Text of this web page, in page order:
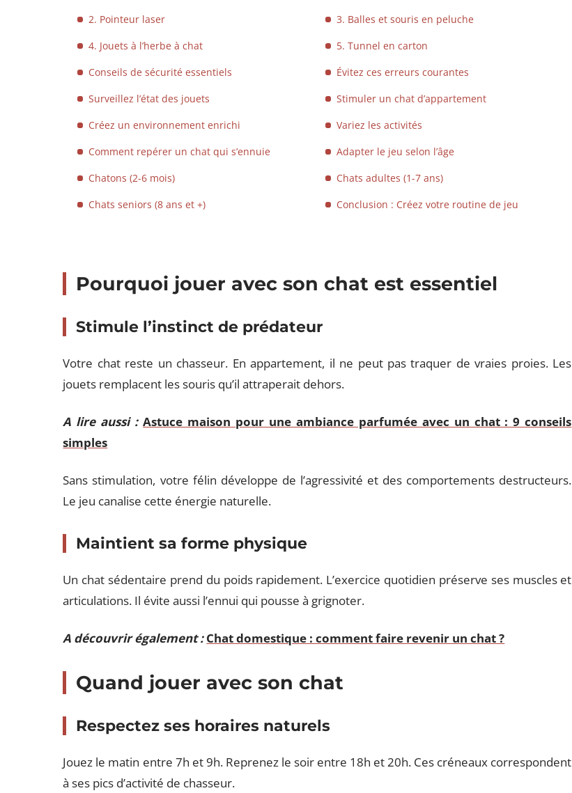
2. Pointeur laser
3. Balles et souris en peluche
4. Jouets à l’herbe à chat
5. Tunnel en carton
Conseils de sécurité essentiels
Évitez ces erreurs courantes
Surveillez l’état des jouets
Stimuler un chat d’appartement
Créez un environnement enrichi
Variez les activités
Comment repérer un chat qui s’ennuie
Adapter le jeu selon l’âge
Chatons (2-6 mois)
Chats adultes (1-7 ans)
Chats seniors (8 ans et +)
Conclusion : Créez votre routine de jeu
Pourquoi jouer avec son chat est essentiel
Stimule l’instinct de prédateur
Votre chat reste un chasseur. En appartement, il ne peut pas traquer de vraies proies. Les
jouets remplacent les souris qu’il attraperait dehors.
A lire aussi : Astuce maison pour une ambiance parfumée avec un chat : 9 conseils
simples
Sans stimulation, votre félin développe de l’agressivité et des comportements destructeurs.
Le jeu canalise cette énergie naturelle.
Maintient sa forme physique
Un chat sédentaire prend du poids rapidement. L’exercice quotidien préserve ses muscles et
articulations. Il évite aussi l’ennui qui pousse à grignoter.
A découvrir également : Chat domestique : comment faire revenir un chat ?
Quand jouer avec son chat
Respectez ses horaires naturels
Jouez le matin entre 7h et 9h. Reprenez le soir entre 18h et 20h. Ces créneaux correspondent
à ses pics d’activité de chasseur.